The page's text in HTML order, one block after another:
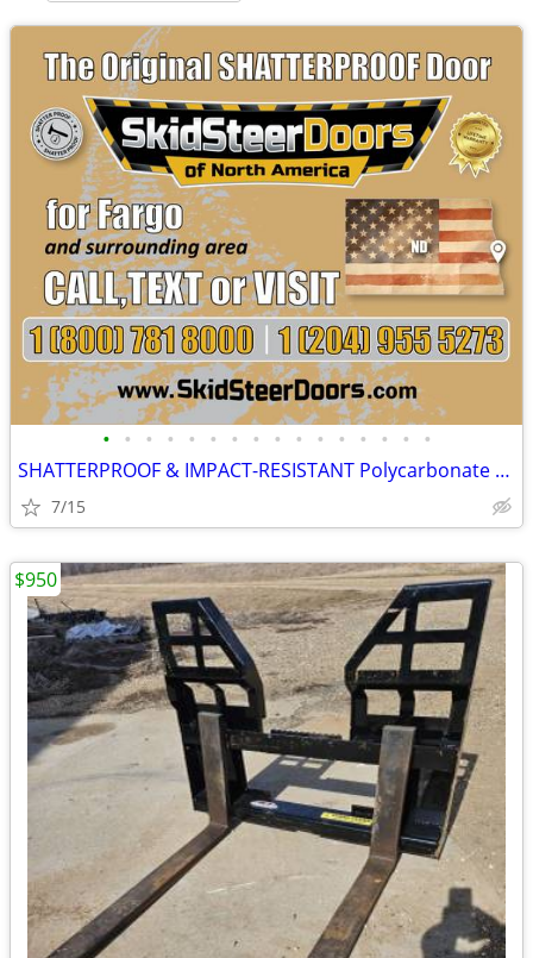
• • • • • • • • • • • • • • • •
SHATTERPROOF & IMPACT-RESISTANT Polycarbonate Skid Steer Door Kits
7/15
$950